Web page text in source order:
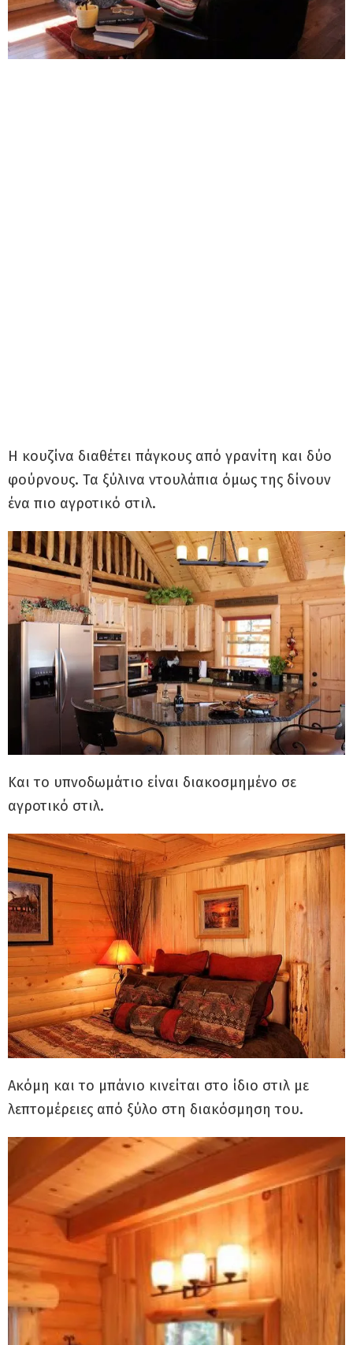
Η κουζίνα διαθέτει πάγκους από γρανίτη και δύο
φούρνους. Τα ξύλινα ντουλάπια όμως της δίνουν
ένα πιο αγροτικό στιλ.
Και το υπνοδωμάτιο είναι διακοσμημένο σε
αγροτικό στιλ.
Ακόμη και το μπάνιο κινείται στο ίδιο στιλ με
λεπτομέρειες από ξύλο στη διακόσμηση του.